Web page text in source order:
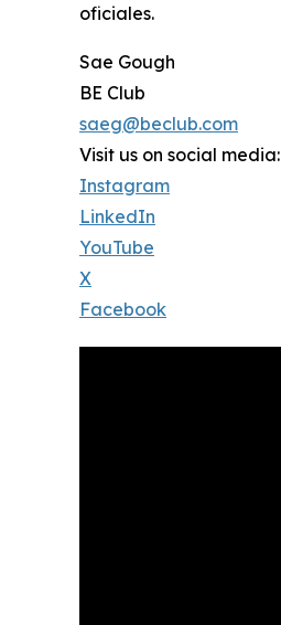
oficiales.
Sae Gough
BE Club
saeg@beclub.com
Visit us on social media:
Instagram
LinkedIn
YouTube
X
Facebook